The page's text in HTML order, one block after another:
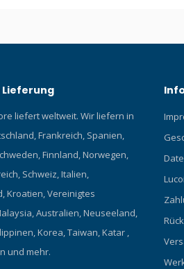
liefert weltweit. Wir liefern in
Frankreich, Spanien,
Finnland, Norwegen,
Schweiz, Italien,
Kroatien, Vereinigtes
Australien, Neuseeland,
Korea, Taiwan, Katar ,
und mehr.